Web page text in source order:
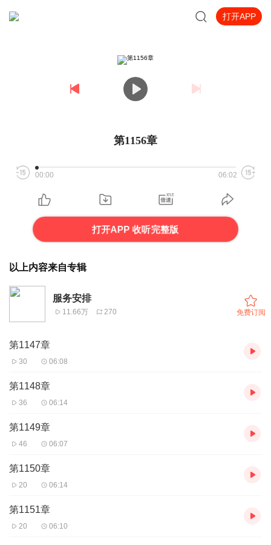
打开APP
第1156章
00:00 06:02
打开APP 收听完整版
以上内容来自专辑
服务安排
11.66万 270 免费订阅
第1147章
30 06:08
第1148章
36 06:14
第1149章
46 06:07
第1150章
20 06:14
第1151章
20 06:10